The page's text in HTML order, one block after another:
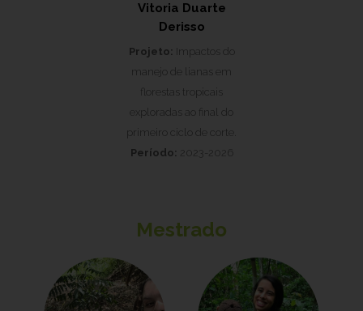
Vitoria Duarte
Derisso
Projeto: Impactos do
manejo de lianas em
florestas tropicais
exploradas ao final do
primeiro ciclo de corte.
Período: 2023-2026
Mestrado